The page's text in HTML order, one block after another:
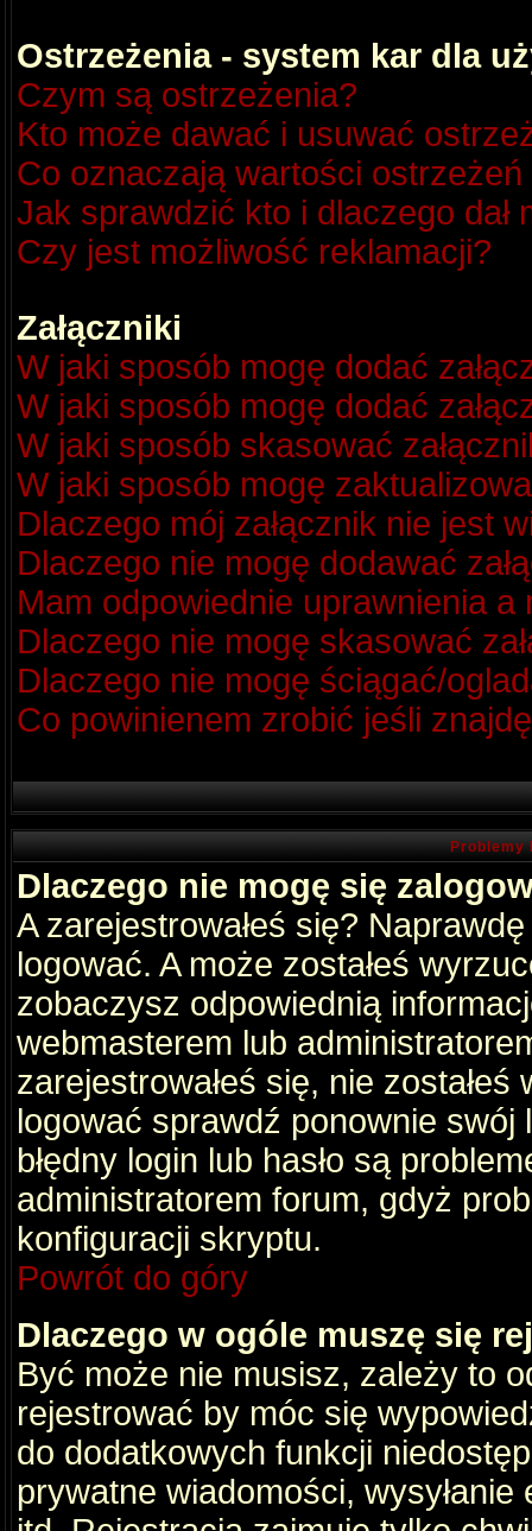
Ostrzeżenia - system kar dla
Czym są ostrzeżenia?
Kto może dawać i usuwać
Co oznaczają wartości
Jak sprawdzić kto i dlaczego dał
Czy jest możliwość reklamacji?
Załączniki
W jaki sposób mogę dodać
W jaki sposób mogę dodać
W jaki sposób skasować
W jaki sposób mogę
Dlaczego mój załącznik nie jest
Dlaczego nie mogę dodawać
Mam odpowiednie uprawnienia a
Dlaczego nie mogę skasować
Dlaczego nie mogę ściągać/
Co powinienem zrobić jeśli
Problemy
Dlaczego nie mogę się
A zarejestrowałeś się?
logować. A może zostałeś
zobaczysz odpowiednią
webmasterem lub
zarejestrowałeś się, nie
logować sprawdź ponownie swój
błędny login lub hasło są
administratorem forum, gdyż
konfiguracji skryptu.
Powrót do góry
Dlaczego w ogóle muszę się
Być może nie musisz, zależy to
rejestrować by móc się
do dodatkowych funkcji
prywatne wiadomości,